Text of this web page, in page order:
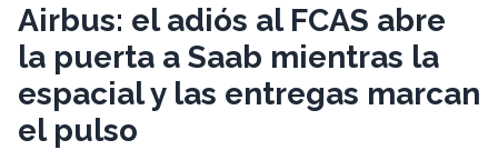
Airbus: el adiós al FCAS abre
la puerta a Saab mientras la
espacial y las entregas marcan
el pulso